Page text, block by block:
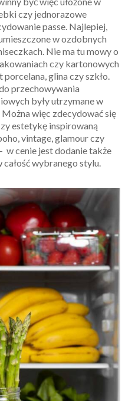
czy jednorazowe
passe. Najlepiej,
w ozdobnych
Nie ma tu mowy o
czy kartonowych
glina czy szkło.
przechowywania
były utrzymane w
Można więc zdecydować się
estetykę inspirowaną
vintage, glamour czy
w cenie jest dodanie także
wybranego stylu.